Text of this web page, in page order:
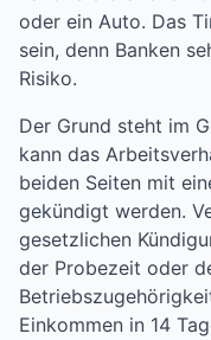
oder ein Auto. Das
sein, denn Banken
Risiko.
Der Grund steht im
kann das
beiden Seiten mit
gekündigt werden.
gesetzlichen
der Probezeit oder
Einkommen in 14